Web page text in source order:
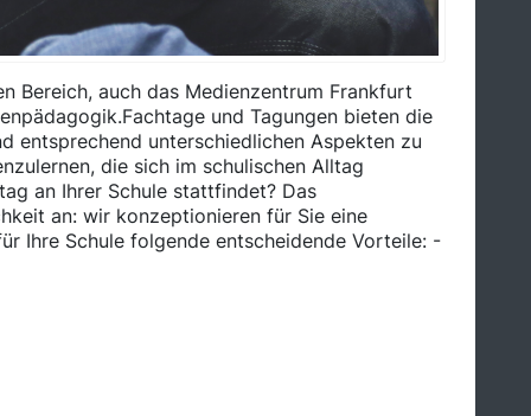
Bereich, auch das Medienzentrum Frankfurt
und Tagungen bieten die
entsprechend unterschiedlichen Aspekten zu
die sich im schulischen Alltag
an Ihrer Schule stattfindet? Das
an: wir konzeptionieren für Sie eine
Ihre Schule folgende entscheidende Vorteile: -